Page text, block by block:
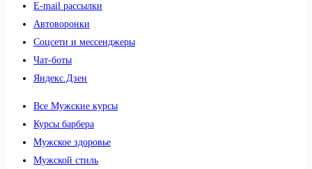
E-mail рассылки
Автоворонки
Соцсети и мессенджеры
Чат-боты
Яндекс.Дзен
Все Мужские курсы
Курсы барбера
Мужское здоровье
Мужской стиль